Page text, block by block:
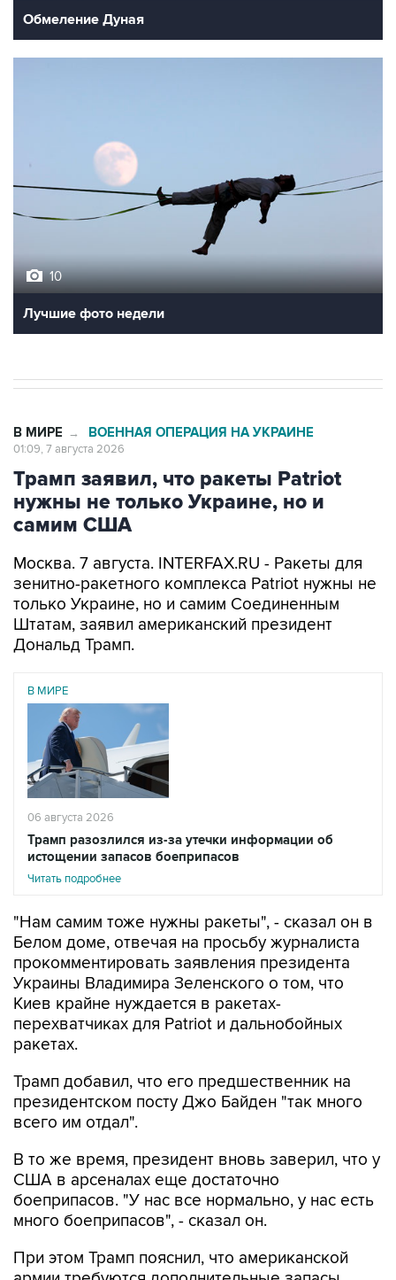
Обмеление Дуная
10
Лучшие фото недели
В МИРЕ → ВОЕННАЯ ОПЕРАЦИЯ НА УКРАИНЕ
01:09, 7 августа 2026
Трамп заявил, что ракеты Patriot
нужны не только Украине, но и
самим США
Москва. 7 августа. INTERFAX.RU - Ракеты для
зенитно-ракетного комплекса Patriot нужны не
только Украине, но и самим Соединенным
Штатам, заявил американский президент
Дональд Трамп.
В МИРЕ
06 августа 2026
Трамп разозлился из-за утечки информации об
истощении запасов боеприпасов
Читать подробнее
"Нам самим тоже нужны ракеты", - сказал он в
Белом доме, отвечая на просьбу журналиста
прокомментировать заявления президента
Украины Владимира Зеленского о том, что
Киев крайне нуждается в ракетах-
перехватчиках для Patriot и дальнобойных
ракетах.
Трамп добавил, что его предшественник на
президентском посту Джо Байден "так много
всего им отдал".
В то же время, президент вновь заверил, что у
США в арсеналах еще достаточно
боеприпасов. "У нас все нормально, у нас есть
много боеприпасов", - сказал он.
При этом Трамп пояснил, что американской